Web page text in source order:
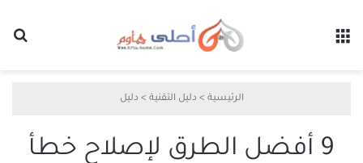
الرئيسية > دليل التقنية > دليل
9 أفضل الطرق لإصلاح خطأ